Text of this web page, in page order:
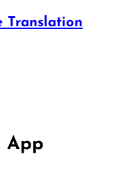
Translation
App